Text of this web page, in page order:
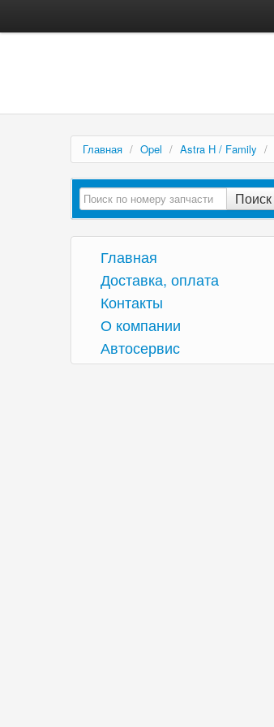
Главная / Opel / Astra H / Family /
Поиск
Главная
Доставка, оплата
Контакты
О компании
Автосервис